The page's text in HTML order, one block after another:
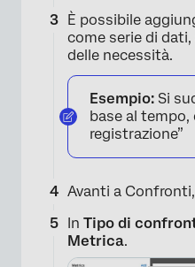
È possibile
come serie di dati,
delle necessità.
Esempio: Si
base al tempo,
registrazione”
Avanti a
In Tipo di
Metrica.